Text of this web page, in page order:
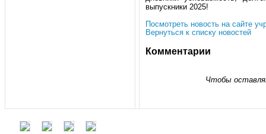
выпускники 2025!
Посмотреть новость на сайте
Вернуться к списку новостей
Комментарии
Чтобы